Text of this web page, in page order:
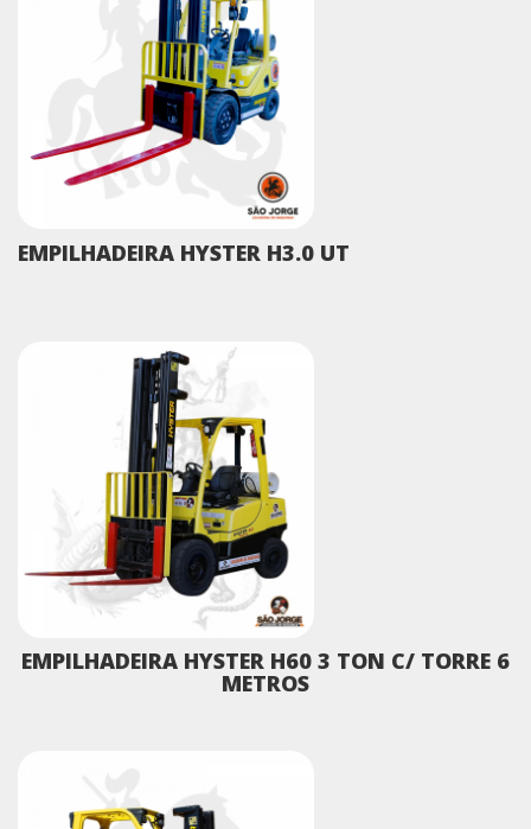
EMPILHADEIRA HYSTER H3.0 UT
EMPILHADEIRA HYSTER H60 3 TON C/ TORRE 6
METROS